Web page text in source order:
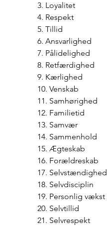
3. Loyalitet
4. Respekt
5. Tillid
6. Ansvarlighed
7. Pålidelighed
8. Retfærdighed
9. Kærlighed
10. Venskab
11. Samhørighed
12. Familietid
13. Samvær
14. Sammenhold
15. Ægteskab
16. Forældreskab
17. Selvstændighed
18. Selvdisciplin
19. Personlig vækst
20. Selvtillid
21. Selvrespekt